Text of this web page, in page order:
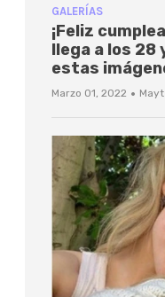
GALERÍAS
¡Feliz
llega a los 28
estas
Marzo 01, 2022 ·